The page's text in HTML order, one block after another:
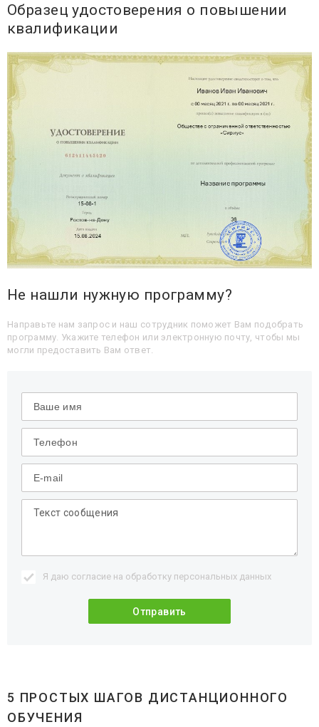
Образец удостоверения о повышении
квалификации
Не нашли нужную программу?
Направьте нам запрос и наш сотрудник поможет Вам подобрать
программу. Укажите телефон или электронную почту, чтобы мы
могли предоставить Вам ответ.
Я даю согласие на обработку персональных данных
5 ПРОСТЫХ ШАГОВ ДИСТАНЦИОННОГО
ОБУЧЕНИЯ